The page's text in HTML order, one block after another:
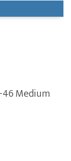
46 Medium